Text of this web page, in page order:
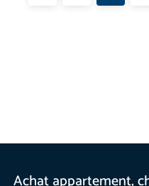
Achat appartement,